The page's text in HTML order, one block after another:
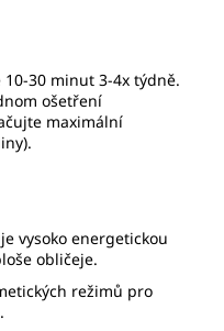
30 minut 3-4x týdně.
ošetření
maximální
vysoko energetickou
obličeje.
režimů pro